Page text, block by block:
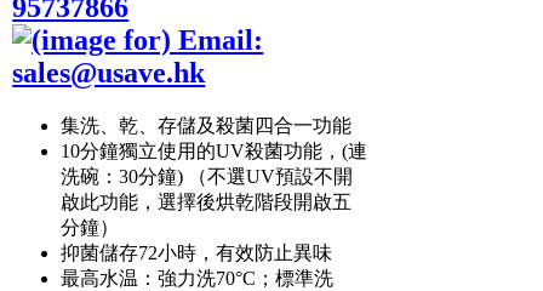
集洗、乾、存儲及殺菌四合一功能
10分鐘獨立使用的UV殺菌功能，(連
洗碗：30分鐘) （不選UV預設不開
啟此功能，選擇後烘乾階段開啟五
分鐘）
抑菌儲存72小時，有效防止異味
最高水温：強力洗70°C；標準洗